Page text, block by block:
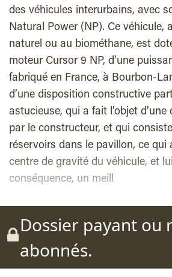
des véhicules interurbains, avec
Natural Power (NP). Ce véhicule,
naturel ou au biométhane, est
moteur Cursor 9 NP, d’une
fabriqué en France, à Bourbon-
d’une disposition constructive
astucieuse, qui a fait l’objet d’une
par le constructeur, et qui
réservoirs dans le pavillon, ce qui
centre de gravité du véhicule, et
conséquence, un meill
Dossier payant ou
abonnés.